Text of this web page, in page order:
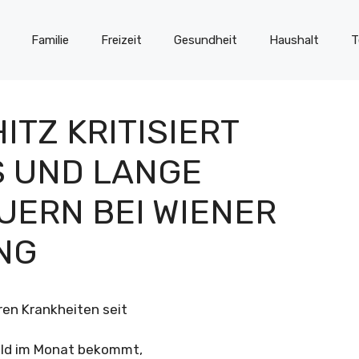
Familie Freizeit Gesundheit Haushalt
KRITISIERT
UND LANGE
BEI WIENER
Krankheiten seit
im Monat bekommt,